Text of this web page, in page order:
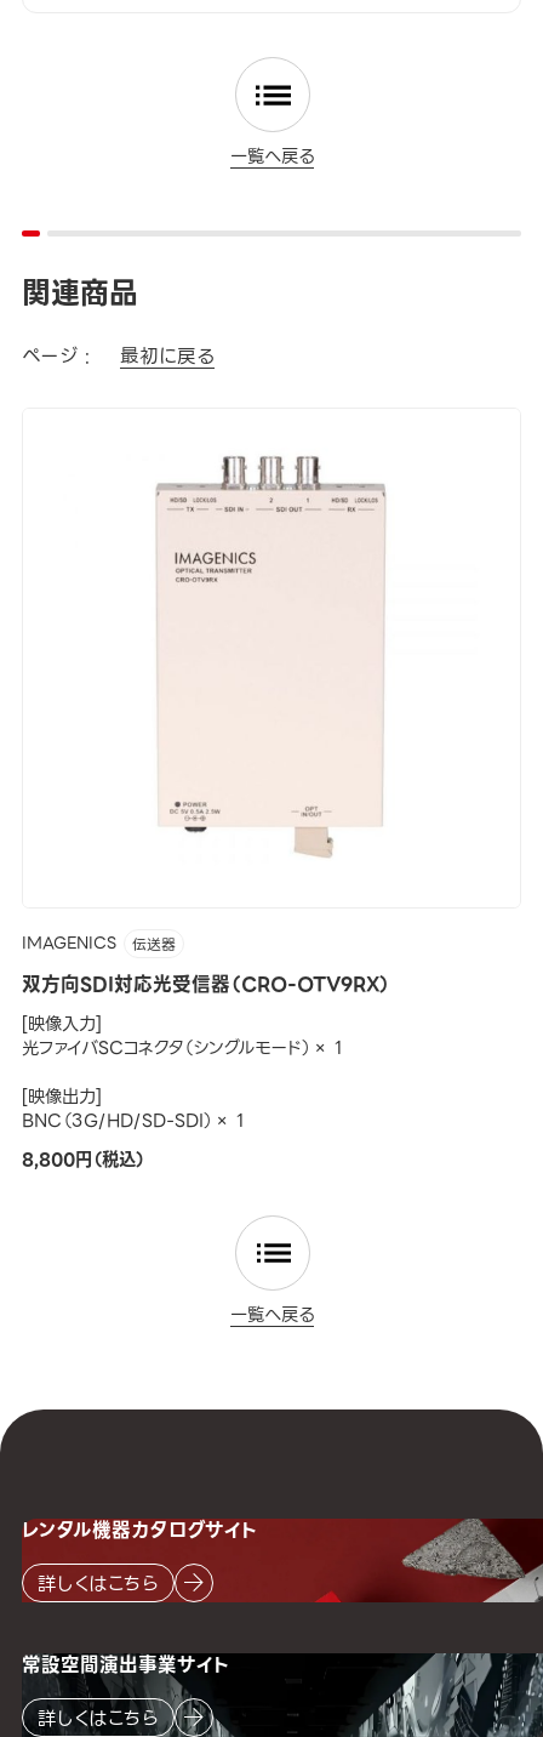
一覧へ戻る
関連商品
ページ : 最初に戻る
IMAGENICS 伝送器
双方向SDI対応光受信器（CRO-OTV9RX）
[映像入力]
光ファイバSCコネクタ（シングルモード）× 1
[映像出力]
BNC（3G/HD/SD-SDI）× 1
8,800円（税込）
一覧へ戻る
レンタル機器カタログサイト
詳しくはこちら
常設空間演出事業サイト
詳しくはこちら